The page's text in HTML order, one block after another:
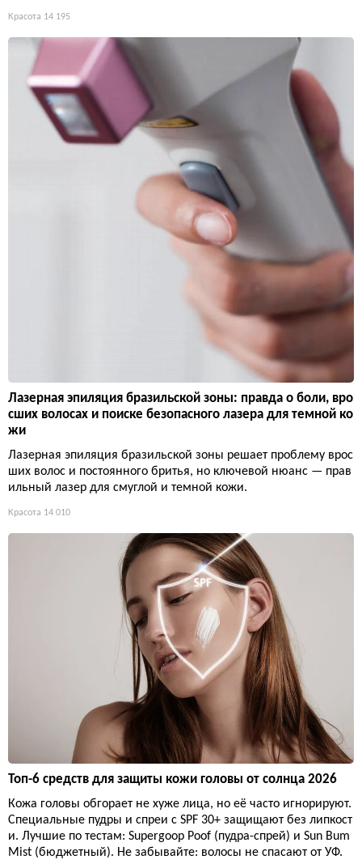
Красота 14 195
Лазерная эпиляция бразильской зоны: правда о боли, вро
сших волосах и поиске безопасного лазера для темной ко
жи
Лазерная эпиляция бразильской зоны решает проблему врос
ших волос и постоянного бритья, но ключевой нюанс — прав
ильный лазер для смуглой и темной кожи.
Красота 14 010
Топ-6 средств для защиты кожи головы от солнца 2026
Кожа головы обгорает не хуже лица, но её часто игнорируют.
Специальные пудры и спреи с SPF 30+ защищают без липкост
и. Лучшие по тестам: Supergoop Poof (пудра-спрей) и Sun Bum
Mist (бюджетный). Не забывайте: волосы не спасают от УФ.